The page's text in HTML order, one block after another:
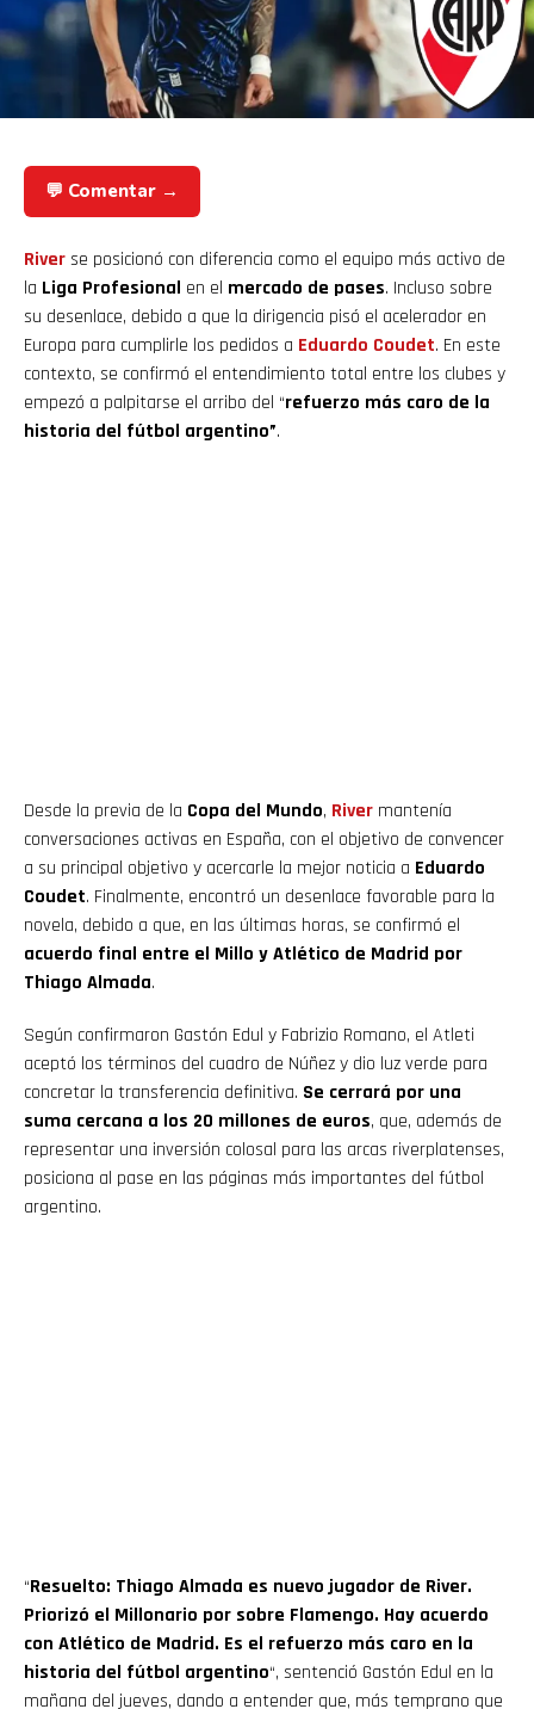
💬 Comentar →
Riverse posicionó con diferencia como el equipo más activo de
la Liga Profesional en el mercado de pases. Incluso sobre
su desenlace, debido a que la dirigencia pisó el acelerador en
Europa para cumplirle los pedidos a Eduardo Coudet. En este
contexto, se confirmó el entendimiento total entre los clubes y
empezó a palpitarse el arribo del “refuerzo más caro de la
historia del fútbol argentino”.
Desde la previa de la Copa del Mundo, River mantenía
conversaciones activas en España, con el objetivo de convencer
a su principal objetivo y acercarle la mejor noticia a Eduardo
Coudet. Finalmente, encontró un desenlace favorable para la
novela, debido a que, en las últimas horas, se confirmó el
acuerdo final entre el Millo y Atlético de Madrid por
Thiago Almada.
Según confirmaron Gastón Edul y Fabrizio Romano, el Atleti
aceptó los términos del cuadro de Núñez y dio luz verde para
concretar la transferencia definitiva. Se cerrará por una
suma cercana a los 20 millones de euros, que, además de
representar una inversión colosal para las arcas riverplatenses,
posiciona al pase en las páginas más importantes del fútbol
argentino.
“Resuelto: Thiago Almada es nuevo jugador de River.
Priorizó el Millonario por sobre Flamengo. Hay acuerdo
con Atlético de Madrid. Es el refuerzo más caro en la
historia del fútbol argentino“, sentenció Gastón Edul en la
mañana del jueves, dando a entender que, más temprano que